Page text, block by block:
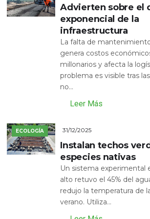
Advierten sobre el
exponencial de la
infraestructura
La falta de
genera costos
millonarios y afecta la
problema es visible tras
no...
Leer Más
ECOLOGÍA 31/12/2025
Instalan techos
especies nativas
Un sistema experimental
alto retuvo el 45% del
redujo la temperatura de
verano. Utiliza...